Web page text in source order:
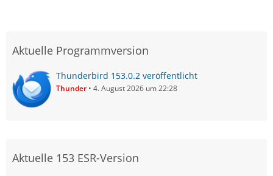
Aktuelle Programmversion
Thunderbird 153.0.2 veröffentlicht
Thunder 4. August 2026 um 22:28
Aktuelle 153 ESR-Version